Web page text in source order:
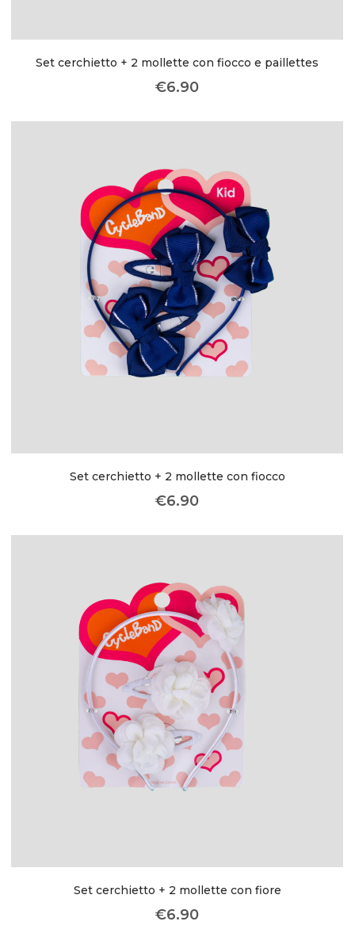
Set cerchietto + 2 mollette con fiocco e paillettes
€6.90
Set cerchietto + 2 mollette con fiocco
€6.90
Set cerchietto + 2 mollette con fiore
€6.90